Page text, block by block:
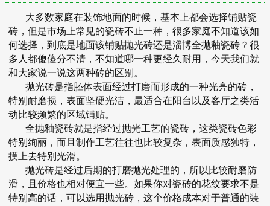
大多数家庭在装饰地面的时候，基本上都会选择铺贴瓷
砖，但是市场上常见的瓷砖不止一种，很多家庭不知道该如
何选择，到底是地面该铺贴抛光砖还是淄博全抛釉瓷砖？很
多人都傻傻分不清，不知道哪一种更经久耐用，今天我们就
和大家说一说这两种砖的区别。
抛光砖是指胚体表面经过打磨而形成的一种光亮的砖，
特别耐磨损，表面坚硬光洁，最适合在阳台以及客厅之类活
动比较频繁的区域铺贴。
全抛釉瓷砖就是指经过抛光工艺的瓷砖，这类瓷砖色彩
特别绚丽，而且制作工艺往往也比较复杂，表面质感独特，
摸上去特别光滑。
抛光砖是经过后期的打磨抛光处理的，所以比较耐磨防
滑，且价格也相对便宜一些。如果你对瓷砖的花纹要求不是
特别高的话，可以选用抛光砖，这个价格成本对于普通的装